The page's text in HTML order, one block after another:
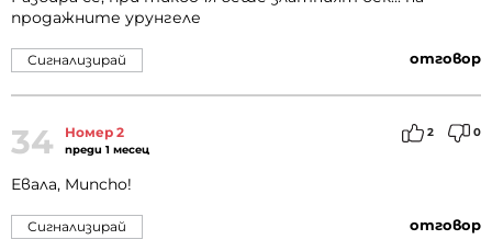
продажните урунгеле
отговор
Сигнализирай
34 Номер 2
преди 1 месец
2 0
Евала, Muncho!
отговор
Сигнализирай